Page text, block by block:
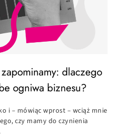
dlaczego
ogniwa biznesu?
i – mówiąc wprost – wciąż mnie
czy mamy do czynienia